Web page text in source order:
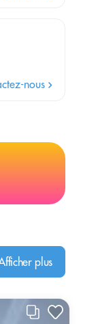
nous
plus